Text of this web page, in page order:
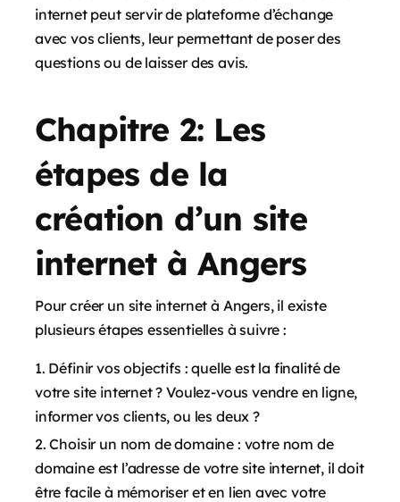
internet peut servir de plateforme d’échange
avec vos clients, leur permettant de poser des
questions ou de laisser des avis.
Chapitre 2: Les
étapes de la
création d’un site
internet à Angers
Pour créer un site internet à Angers, il existe
plusieurs étapes essentielles à suivre :
Définir vos objectifs : quelle est la finalité de
votre site internet ? Voulez-vous vendre en ligne,
informer vos clients, ou les deux ?
Choisir un nom de domaine : votre nom de
domaine est l’adresse de votre site internet, il doit
être facile à mémoriser et en lien avec votre